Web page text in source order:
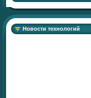
Новости технологий